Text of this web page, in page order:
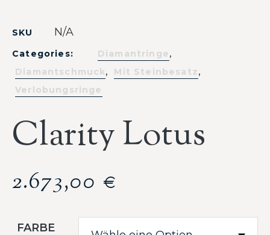
SKU N/A
Categories: Diamantringe,
Diamantschmuck, Mit Steinbesatz,
Verlobungsringe
Clarity Lotus
2.673,00 €
FARBE